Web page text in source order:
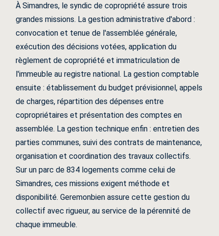
À Simandres, le syndic de copropriété assure trois
grandes missions. La gestion administrative d'abord :
convocation et tenue de l'assemblée générale,
exécution des décisions votées, application du
règlement de copropriété et immatriculation de
l'immeuble au registre national. La gestion comptable
ensuite : établissement du budget prévisionnel, appels
de charges, répartition des dépenses entre
copropriétaires et présentation des comptes en
assemblée. La gestion technique enfin : entretien des
parties communes, suivi des contrats de maintenance,
organisation et coordination des travaux collectifs.
Sur un parc de 834 logements comme celui de
Simandres, ces missions exigent méthode et
disponibilité. Geremonbien assure cette gestion du
collectif avec rigueur, au service de la pérennité de
chaque immeuble.